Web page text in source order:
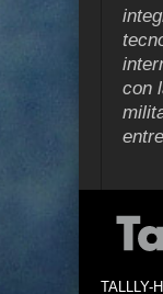
con
TALLLY-